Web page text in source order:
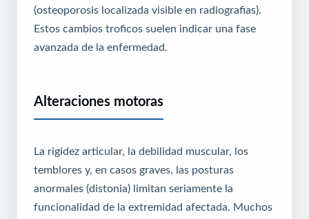
(osteoporosis localizada visible en radiografias).
Estos cambios troficos suelen indicar una fase
avanzada de la enfermedad.
Alteraciones motoras
La rigidez articular, la debilidad muscular, los
temblores y, en casos graves, las posturas
anormales (distonia) limitan seriamente la
funcionalidad de la extremidad afectada. Muchos